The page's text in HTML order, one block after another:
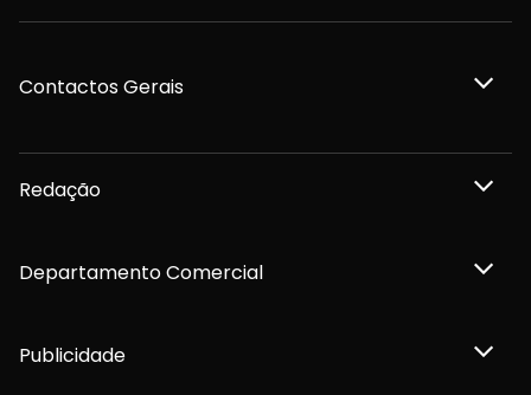
Contactos Gerais
Redação
Departamento Comercial
Publicidade